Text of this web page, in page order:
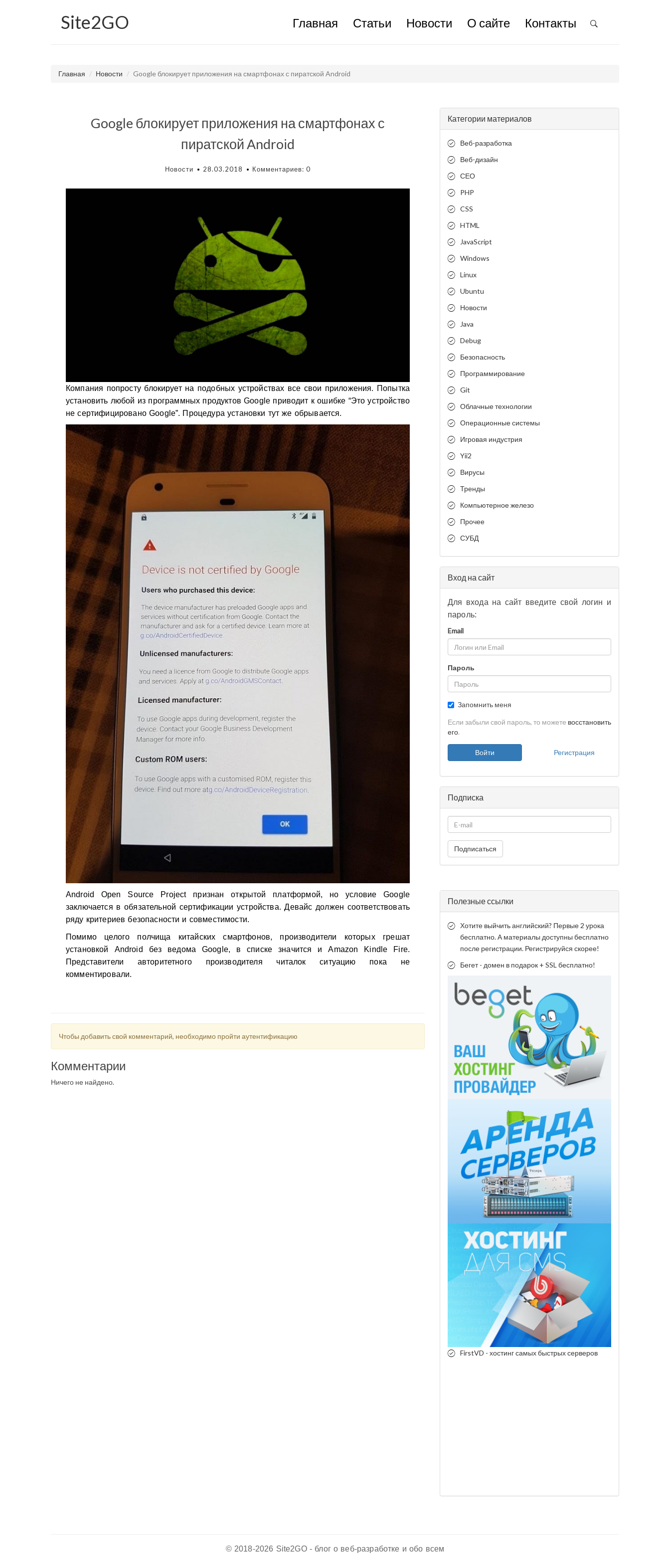
Site2GO Главная Статьи Новости О сайте Контакты
Главная Новости Google блокирует приложения на смартфонах с пиратской Android
Google блокирует приложения на смартфонах с
пиратской Android
Новости 28.03.2018 Комментариев: 0
Компания попросту блокирует на подобных устройствах все свои приложения. Попытка
установить любой из программных продуктов Google приводит к ошибке “Это устройство
не сертифицировано Google”. Процедура установки тут же обрывается.
Android Open Source Project признан открытой платформой, но условие Google
заключается в обязательной сертификации устройства. Девайс должен соответствовать
ряду критериев безопасности и совместимости.
Помимо целого полчища китайских смартфонов, производители которых грешат
установкой Android без ведома Google, в списке значится и Amazon Kindle Fire.
Представители авторитетного производителя читалок ситуацию пока не
комментировали.
Чтобы добавить свой комментарий, необходимо пройти аутентификацию
Комментарии
Ничего не найдено.
Категории материалов
Веб-разработка
Веб-дизайн
СЕО
PHP
CSS
HTML
JavaScript
Windows
Linux
Ubuntu
Новости
Java
Debug
Безопасность
Программирование
Git
Облачные технологии
Операционные системы
Игровая индустрия
Yii2
Вирусы
Тренды
Компьютерное железо
Прочее
СУБД
Вход на сайт
Для входа на сайт введите свой логин и
пароль:
Email
Пароль
Запомнить меня
Если забыли свой пароль, то можете восстановить
его.
Войти Регистрация
Подписка
Подписаться
Полезные ссылки
Хотите выйчить английский? Первые 2 урока
бесплатно. А материалы доступны бесплатно
после регистрации. Регистрируйся скорее!
Бегет - домен в подарок + SSL бесплатно!
FirstVD - хостинг самых быстрых серверов
© 2018-2026 Site2GO - блог о веб-разработке и обо всем